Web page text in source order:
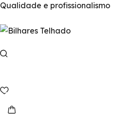
Qualidade e profissionalismo